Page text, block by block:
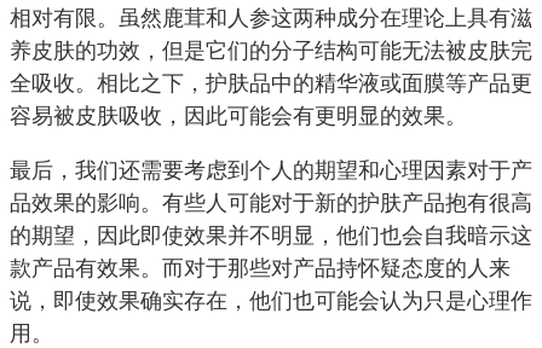
相对有限。虽然鹿茸和人参这两种成分在理论上具有滋
养皮肤的功效，但是它们的分子结构可能无法被皮肤完
全吸收。相比之下，护肤品中的精华液或面膜等产品更
容易被皮肤吸收，因此可能会有更明显的效果。
最后，我们还需要考虑到个人的期望和心理因素对于产
品效果的影响。有些人可能对于新的护肤产品抱有很高
的期望，因此即使效果并不明显，他们也会自我暗示这
款产品有效果。而对于那些对产品持怀疑态度的人来
说，即使效果确实存在，他们也可能会认为只是心理作
用。